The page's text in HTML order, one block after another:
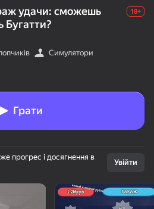
пристрій
удачи: сможешь
Бугатти?
18+
Симулятори
Грати
прогрес і досягнення в
Увійти